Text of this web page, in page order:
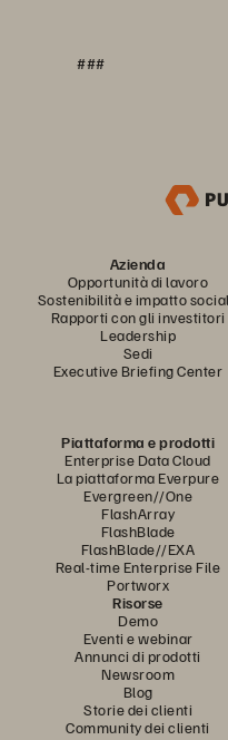
###
Azienda
Opportunità di lavoro
Sostenibilità e impatto
Rapporti con gli investitori
Leadership
Sedi
Executive Briefing Center
Piattaforma e prodotti
Enterprise Data Cloud
La piattaforma Everpure
Evergreen//One
FlashArray
FlashBlade
FlashBlade//EXA
Real-time Enterprise File
Portworx
Risorse
Demo
Eventi e webinar
Annunci di prodotti
Newsroom
Blog
Storie dei clienti
Community dei clienti